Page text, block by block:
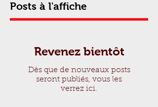
Posts à l'affiche
Revenez bientôt
Dès que de nouveaux posts
seront publiés, vous les
verrez ici.